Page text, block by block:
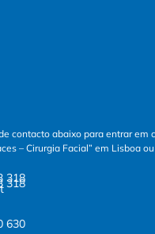
contacto abaixo para entrar em
– Cirurgia Facial” em Lisboa
318
318
630